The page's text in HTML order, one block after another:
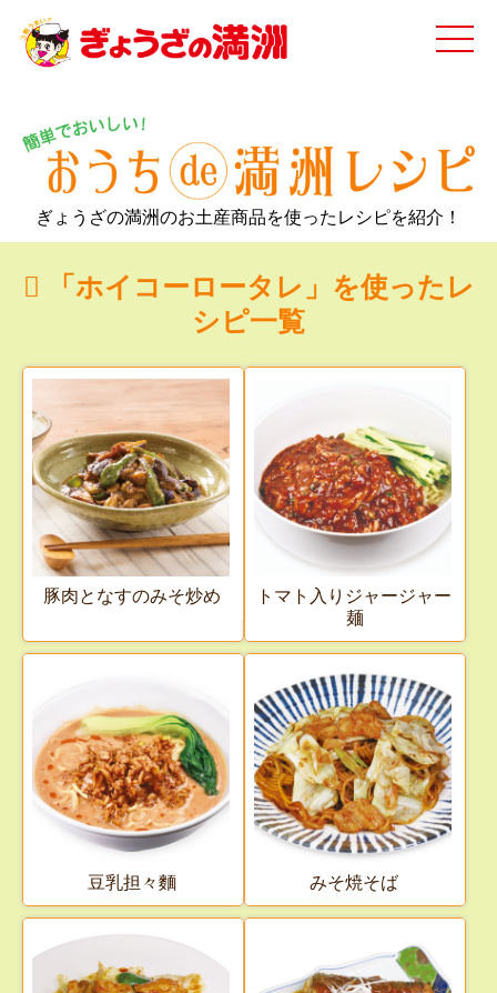
ぎょうざの満洲のお土産商品を使ったレシピを紹介！
「ホイコーロータレ」を使ったレ
シピ一覧
豚肉となすのみそ炒め
トマト入りジャージャー
麺
豆乳担々麵 みそ焼そば